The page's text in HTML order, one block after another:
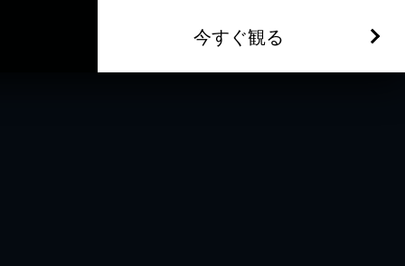
今すぐ観る